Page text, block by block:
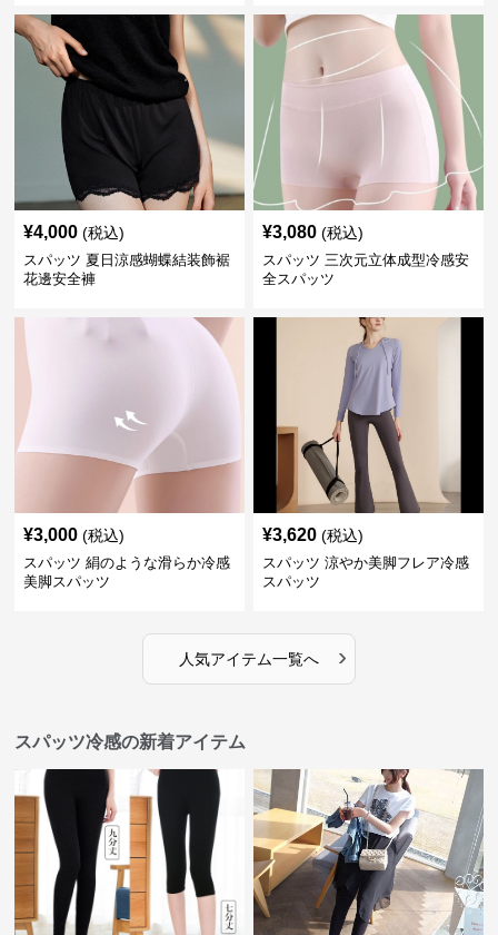
¥4,000 (税込)
スパッツ 夏日涼感蝴蝶結装飾裾
花邊安全褲
¥3,080 (税込)
スパッツ 三次元立体成型冷感安
全スパッツ
¥3,000 (税込)
スパッツ 絹のような滑らか冷感
美脚スパッツ
¥3,620 (税込)
スパッツ 涼やか美脚フレア冷感
スパッツ
人気アイテム一覧へ ›
スパッツ冷感の新着アイテム